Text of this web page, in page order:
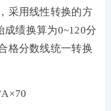
采用线性转换的方
成绩换算为0~120分
格分数线统一转换